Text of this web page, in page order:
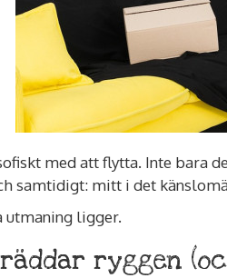
med att flytta. Inte bara
samtidigt: mitt i det
utmaning ligger.
ryggen